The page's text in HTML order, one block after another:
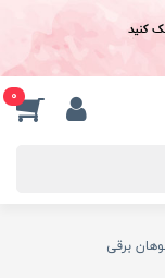
کنید
0
برقی